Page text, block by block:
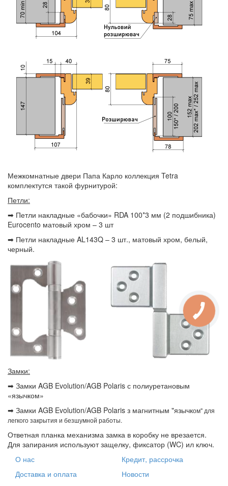
Межкомнатные двери Папа Карло коллекция Tetra
комплектутся такой фурнитурой:
Петли:
➡ Петли накладные «бабочки» RDA 100*3 мм (2 подшибника)
Eurocento матовый хром – 3 шт
➡ Петли накладные AL143Q – 3 шт., матовый хром, белый,
черный.
Замки:
➡ Замки AGB Evolution/AGB Polaris с полиуретановым
«язычком»
➡ Замки AGB Evolution/AGB Polaris з магнитным "язычком" для
легкого закрытия и безшумной работы.
Ответная планка механизма замка в коробку не врезается.
Для запирания используют защелку, фиксатор (WC) ил ключ.
О нас
Доставка и оплата
Кредит, рассрочка
Новости